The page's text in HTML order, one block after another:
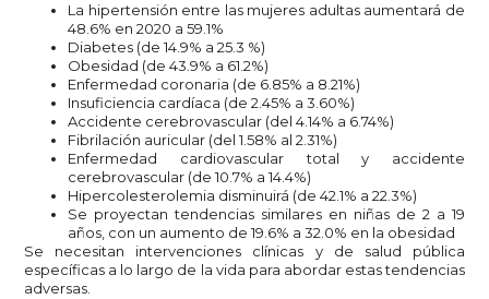
La hipertensión entre las mujeres adultas aumentará de
48.6% en 2020 a 59.1%
Diabetes (de 14.9% a 25.3 %)
Obesidad (de 43.9% a 61.2%)
Enfermedad coronaria (de 6.85% a 8.21%)
Insuficiencia cardíaca (de 2.45% a 3.60%)
Accidente cerebrovascular (del 4.14% a 6.74%)
Fibrilación auricular (del 1.58% al 2.31%)
Enfermedad cardiovascular total y accidente
cerebrovascular (de 10.7% a 14.4%)
Hipercolesterolemia disminuirá (de 42.1% a 22.3%)
Se proyectan tendencias similares en niñas de 2 a 19
años, con un aumento de 19.6% a 32.0% en la obesidad
Se necesitan intervenciones clínicas y de salud pública
específicas a lo largo de la vida para abordar estas tendencias
adversas.